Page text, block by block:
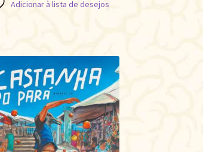
Adicionar à lista de desejos